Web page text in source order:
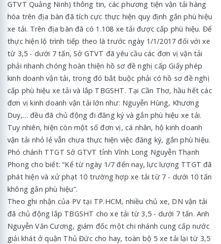
GTVT Quảng Ninh) thông tin, các phương tiện vận tải hàng
hóa trên địa bàn đã tích cực thực hiện quy định gắn phù hiệu
xe tải. Trên địa bàn đã có 1.108 xe tải được cấp phù hiệu. Để
thực hiện lộ trình tiếp theo là trước ngày 1/1/2017 đối với xe
từ 3,5 - dưới 7 tấn, Sở GTVT đã yêu cầu các đơn vị vận tải
phải nhanh chóng hoàn thiện hồ sơ đề nghị cấp Giấy phép
kinh doanh vận tải, trong đó bắt buộc phải có hồ sơ đề nghị
cấp phù hiệu xe tải và lắp TBGSHT. Tại Cần Thơ, hầu hết các
đơn vị kinh doanh vận tải lớn như: Nguyễn Hùng, Khương
Duy,… đều đã chủ động đi đăng ký và gắn phù hiệu xe tải.
Tuy nhiên, hiện còn một số đơn vị, cá nhân, hộ kinh doanh
vận tải nhỏ lẻ vẫn chưa thực hiện việc đăng ký, gắn phù hiệu.
Phó chánh TTGT Sở GTVT tỉnh Vĩnh Long Nguyễn Thanh
Phong cho biết: “Kể từ ngày 1/7 đến nay, lực lượng TTGT đã
phát hiện và xử phạt 10 trường hợp xe tải từ 7 - dưới 10 tấn
không gắn phù hiệu”.
Theo ghi nhận của PV tại TP.HCM, nhiều chủ xe, DN vận tải
đã chủ động lắp TBGSHT cho xe tải từ 3,5 - dưới 7 tấn. Anh
Nguyễn Văn Cương, giám đốc một chi nhánh cung cấp nước
giải khát ở quận Thủ Đức cho hay, toàn bộ 5 xe tải lại từ 3,5